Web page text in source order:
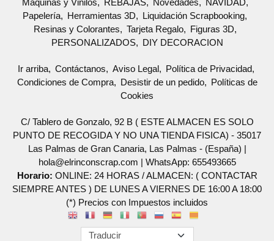
Máquinas y Vinilos
REBAJAS Novedades
NAVIDAD
Papelería
Herramientas 3D
Liquidación Scrapbooking
Resinas y Colorantes
Tarjeta Regalo
Figuras 3D
PERSONALIZADOS
DIY DECORACION
Ir arriba Contáctanos Aviso Legal
Política de Privacidad
Condiciones de Compra
Desistir de un pedido
Políticas de
Cookies
C/ Tablero de Gonzalo, 92 B ( ESTE ALMACEN ES SOLO
PUNTO DE RECOGIDA Y NO UNA TIENDA FISICA) - 35017
Las Palmas de Gran Canaria, Las Palmas - (España) |
hola@elrinconscrap.com | WhatsApp: 655493665
Horario: ONLINE: 24 HORAS / ALMACEN: ( CONTACTAR
SIEMPRE ANTES ) DE LUNES A VIERNES DE 16:00 A 18:00
(*) Precios con Impuestos incluidos